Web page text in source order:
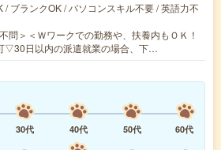
/ ブランクOK / パソコンスキル不要 / 英語力不
問＞＜Ｗワークでの勤務や、扶養内もＯＫ！
▽30日以内の派遣就業の場合、下…
30代 40代 50代
60代